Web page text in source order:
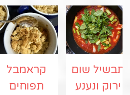
קראמבל
תפוחים
תבשיל שום
ירוק ונענע